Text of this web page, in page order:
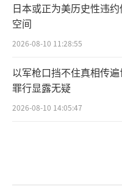
日本或正为美历史性违
空间
2026-08-10 11:28:55
以军枪口挡不住真相传
罪行显露无疑
2026-08-10 14:05:47